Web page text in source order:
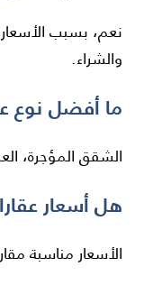
نعم، بسبب الأسعار
والشراء.
ما أفضل نوع
الشقق المؤجرة،
هل أسعار
الأسعار مناسبة